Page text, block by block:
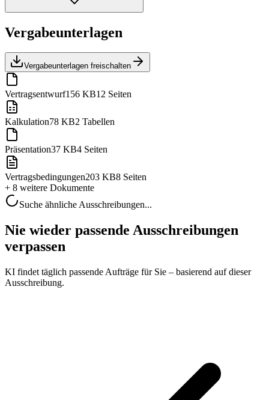
Vergabeunterlagen
Vergabeunterlagen freischalten
Vertragsentwurf156 KB12 Seiten
Kalkulation78 KB2 Tabellen
Präsentation37 KB4 Seiten
Vertragsbedingungen203 KB8 Seiten
+ 8 weitere Dokumente
Suche ähnliche Ausschreibungen...
Nie wieder passende Ausschreibungen
verpassen
KI findet täglich passende Aufträge für Sie – basierend auf dieser
Ausschreibung.